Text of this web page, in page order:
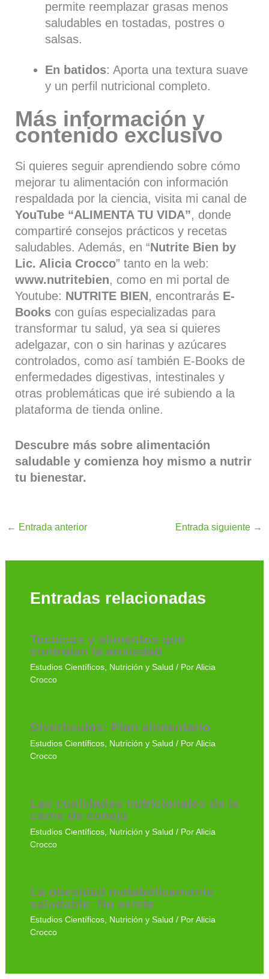
permite reemplazar grasas menos
saludables en tostadas, postres o
salsas.
En batidos: Aporta una textura suave
y un perfil nutricional completo.
Más información y
contenido exclusivo
Si quieres seguir aprendiendo sobre cómo
mejorar tu alimentación con información
respaldada por la ciencia, visita mi canal de
YouTube “ALIMENTA TU VIDA”, donde
compartiré consejos prácticos y recetas
saludables. Además, en “Nutrite Bien by
Lic. Alicia Crocco” tanto en la web:
www.nutritebien, como en mi portal de
Youtube: NUTRITE BIEN, encontrarás E-
Books con guías especializadas para
transformar tu salud, ya sea si quieres
adelgazar, con o sin harinas y azúcares
controlados, como así también E-Books de
enfermedades digestivas, intestinales y
otras problemáticas que iré subiendo a la
plataforma de tienda online.
Descubre más sobre alimentación
saludable y comienza hoy mismo a nutrir
tu bienestar.
← Entrada anterior Entrada siguiente →
Entradas relacionadas
Tecnicas y alimentos que
controlan la ansiedad
Estudios Científicos, Nutrición y Salud / Por Alicia
Crocco
Divertículos: Plan alimentario
Estudios Científicos, Nutrición y Salud / Por Alicia
Crocco
Las cualidades nutricionales de la
carne de conejo
Estudios Científicos, Nutrición y Salud / Por Alicia
Crocco
La obesidad metabólicamente
saludable: No existe
Estudios Científicos, Nutrición y Salud / Por Alicia
Crocco